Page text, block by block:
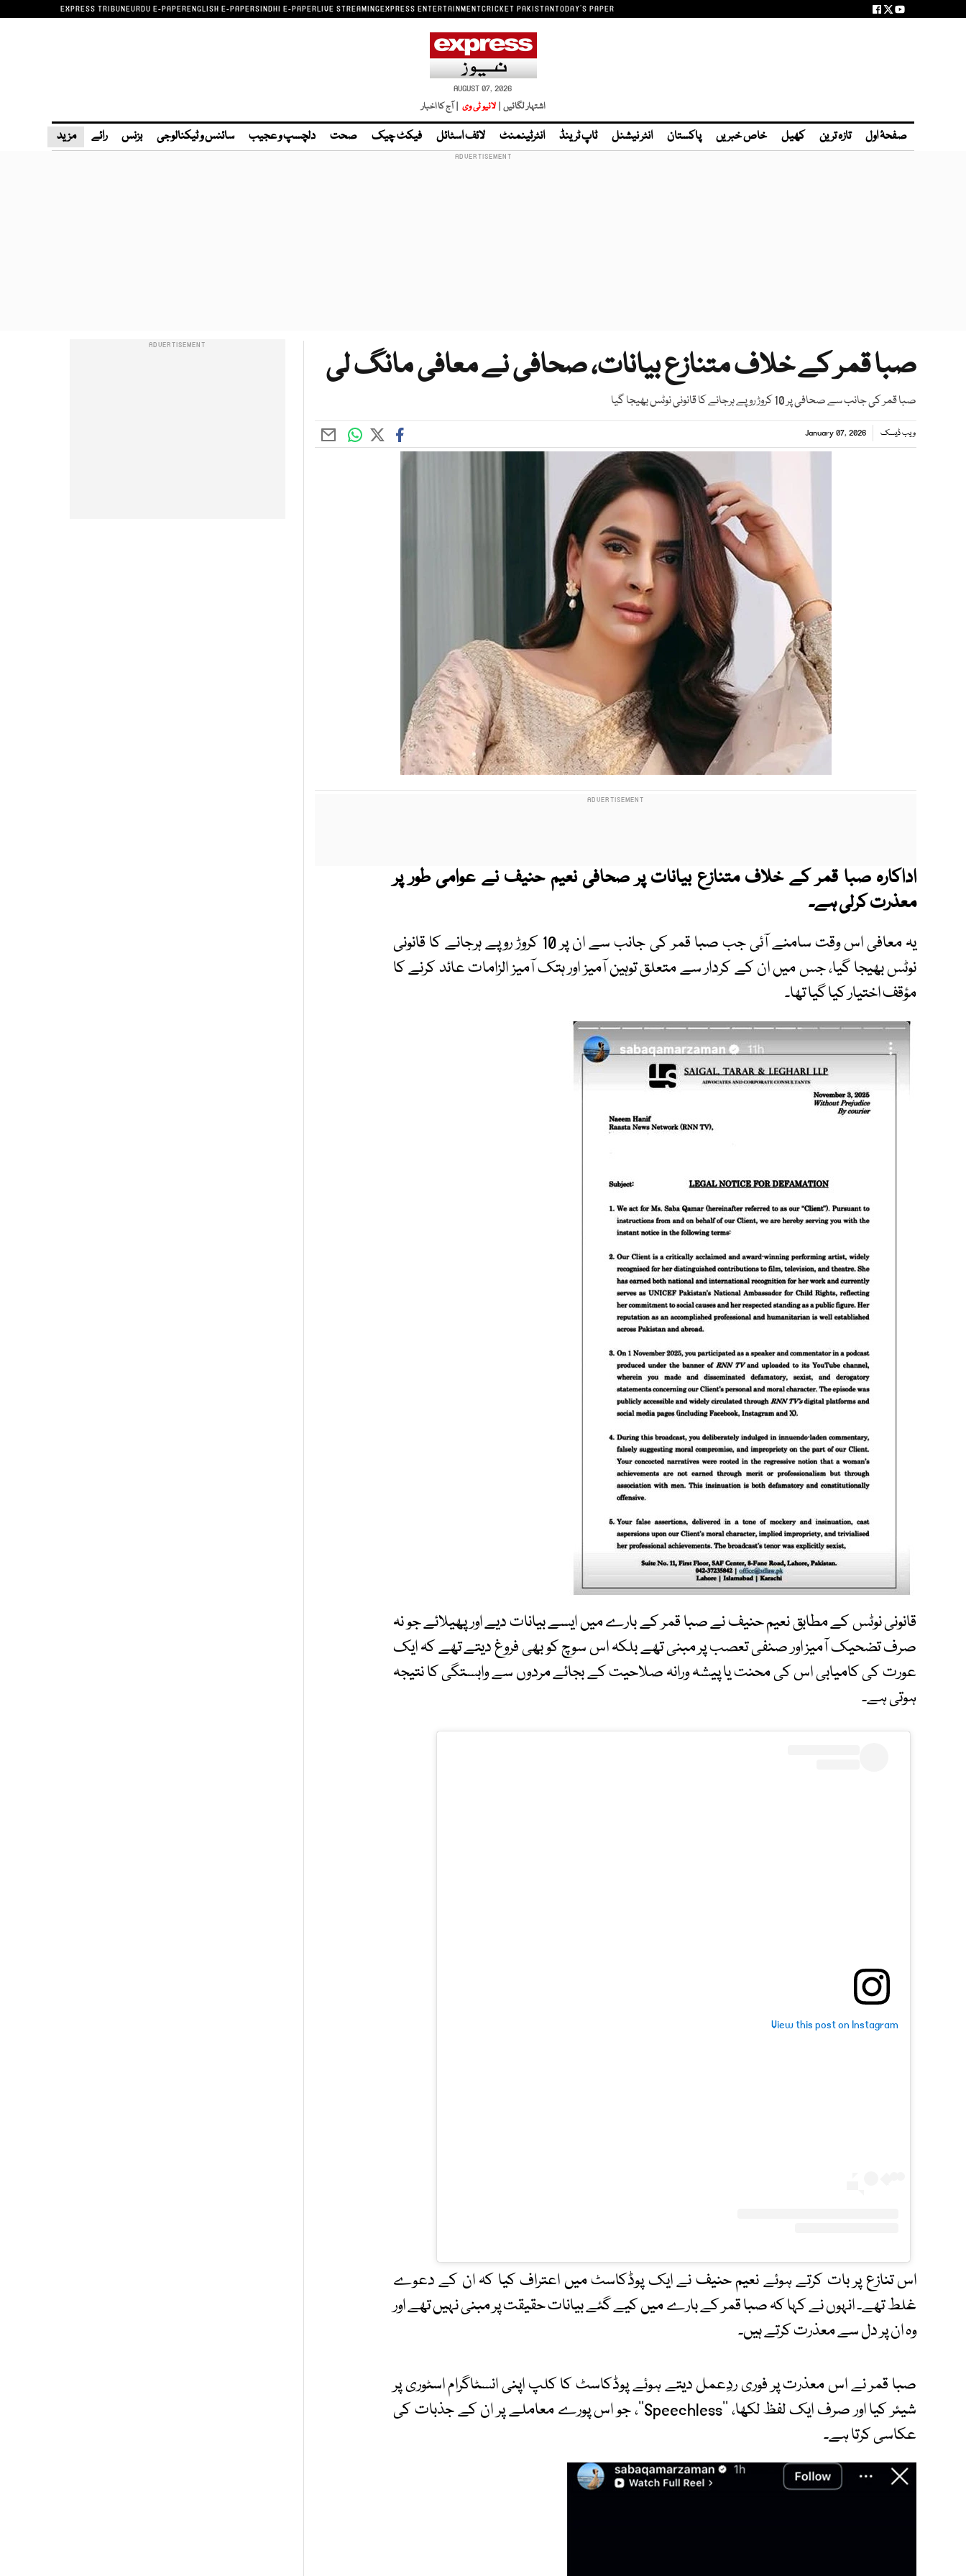
EXPRESS TRIBUNEURDU E-PAPERENGLISH E-PAPERSINDHI E-PAPERLIVE STREAMINGEXPRESS ENTERTAINMENTCRICKET PAKISTANTODAY'S PAPER
AUGUST 07, 2026
اشتہار لگائیں | لائیو ٹی وی | آج کا اخبار
صفحۂ اول تازہ ترین کھیل خاص خبریں پاکستان انٹر نیشنل ٹاپ ٹرینڈ انٹرٹینمنٹ لائف اسٹائل فیکٹ چیک صحت دلچسپ و عجیب سائنس و ٹیکنالوجی بزنس رائے مزید
صبا قمر کے خلاف متنازع بیانات، صحافی نے معافی مانگ لی
صبا قمر کی جانب سے صحافی پر 10 کروڑ روپے ہرجانے کا قانونی نوٹس بھیجا گیا
ویب ڈیسک January 07, 2026
اداکارہ صبا قمر کے خلاف متنازع بیانات پر صحافی نعیم حنیف نے عوامی طور پر
معذرت کرلی ہے۔
یہ معافی اس وقت سامنے آئی جب صبا قمر کی جانب سے ان پر 10 کروڑ روپے ہرجانے کا قانونی
نوٹس بھیجا گیا، جس میں ان کے کردار سے متعلق توہین آمیز اور ہتک آمیز الزامات عائد کرنے کا
مؤقف اختیار کیا گیا تھا۔
قانونی نوٹس کے مطابق نعیم حنیف نے صبا قمر کے بارے میں ایسے بیانات دیے اور پھیلائے جو نہ
صرف تضحیک آمیز اور صنفی تعصب پر مبنی تھے بلکہ اس سوچ کو بھی فروغ دیتے تھے کہ ایک
عورت کی کامیابی اس کی محنت یا پیشہ ورانہ صلاحیت کے بجائے مردوں سے وابستگی کا نتیجہ
ہوتی ہے۔
View this post on Instagram
اس تنازع پر بات کرتے ہوئے نعیم حنیف نے ایک پوڈکاسٹ میں اعتراف کیا کہ ان کے دعوے
غلط تھے۔ انہوں نے کہا کہ صبا قمر کے بارے میں کیے گئے بیانات حقیقت پر مبنی نہیں تھے اور
وہ ان پر دل سے معذرت کرتے ہیں۔
صبا قمر نے اس معذرت پر فوری ردِعمل دیتے ہوئے پوڈکاسٹ کا کلپ اپنی انسٹاگرام اسٹوری پر
شیئر کیا اور صرف ایک لفظ لکھا، ’’Speechless‘‘، جو اس پورے معاملے پر ان کے جذبات کی
عکاسی کرتا ہے۔